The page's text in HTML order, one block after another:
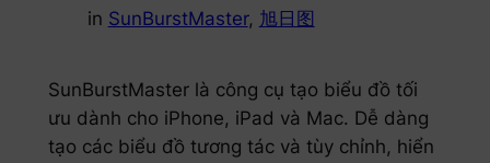
in SunBurstMaster, 旭日图
SunBurstMaster là công cụ tạo biểu đồ tối
ưu dành cho iPhone, iPad và Mac. Dễ dàng
tạo các biểu đồ tương tác và tùy chỉnh, hiển